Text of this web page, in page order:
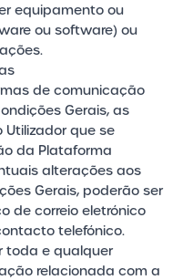
equipamento ou
ou software) ou
de comunicação
Gerais, as
que se
da Plataforma
alterações aos
Gerais, poderão ser
de correio eletrónico
telefónico.
toda e qualquer
relacionada com a